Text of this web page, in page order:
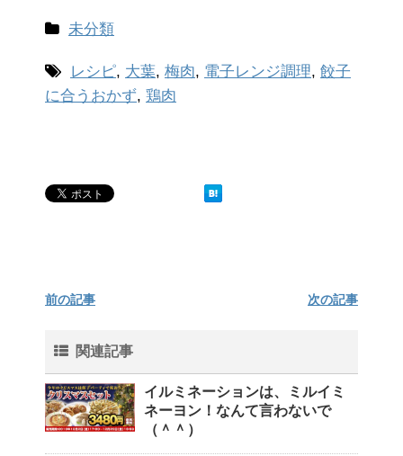
未分類
レシピ, 大葉, 梅肉, 電子レンジ調理, 餃子
に合うおかず, 鶏肉
前の記事 次の記事
関連記事
イルミネーションは、ミルイミ
ネーヨン！なんて言わないで
（＾＾）